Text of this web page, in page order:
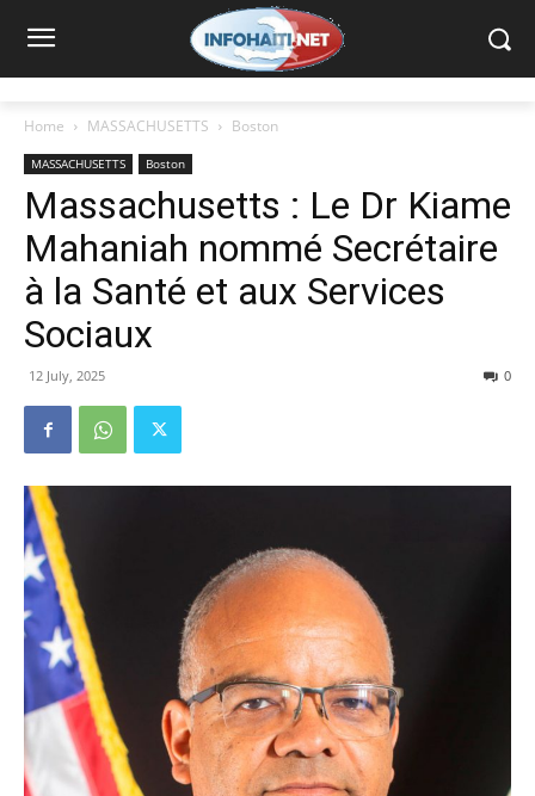
Home MASSACHUSETTS Boston
MASSACHUSETTS Boston
Massachusetts : Le Dr Kiame
Mahaniah nommé Secrétaire
à la Santé et aux Services
Sociaux
12 July, 2025 0